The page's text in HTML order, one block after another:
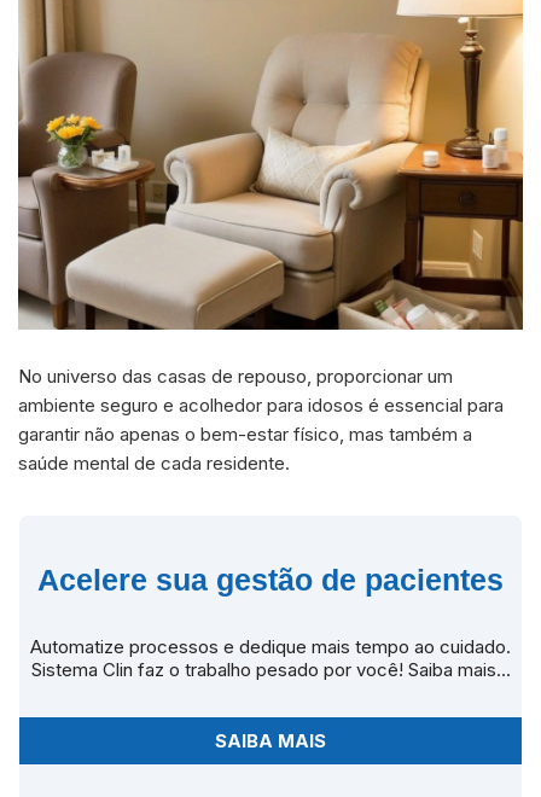
No universo das casas de repouso, proporcionar um
ambiente seguro e acolhedor para idosos é essencial para
garantir não apenas o bem-estar físico, mas também a
saúde mental de cada residente.
Acelere sua gestão de pacientes
Automatize processos e dedique mais tempo ao cuidado.
Sistema Clin faz o trabalho pesado por você! Saiba mais...
SAIBA MAIS